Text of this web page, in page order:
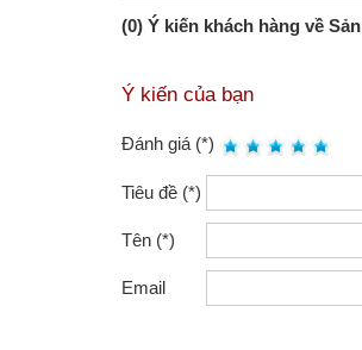
(0) Ý kiến khách hàng về
Ý kiến của bạn
Đánh giá (*)
Tiêu đề (*)
Tên (*)
Email